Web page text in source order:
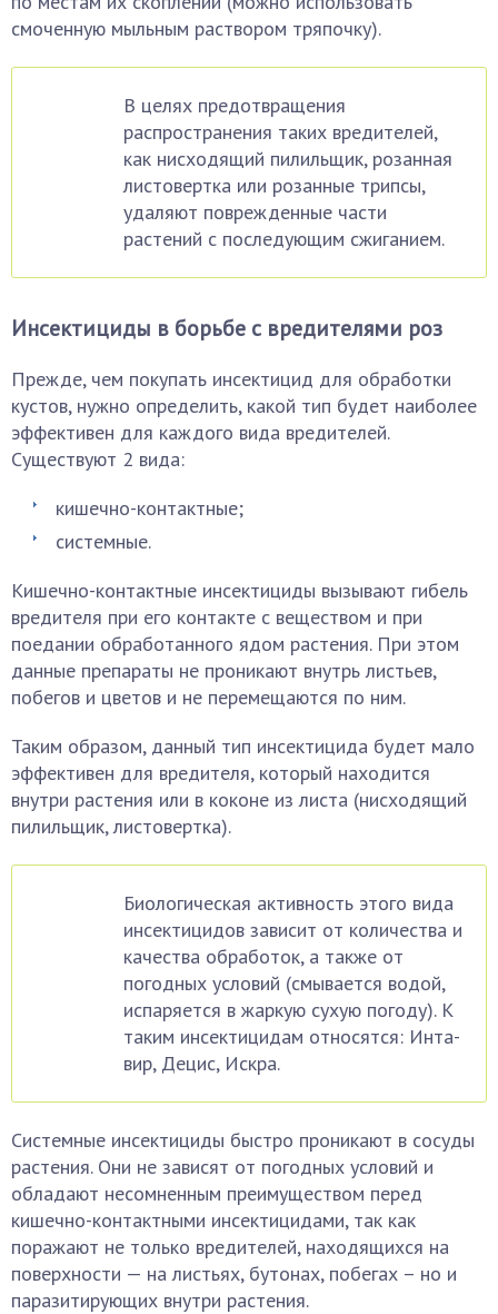
смоченную мыльным раствором тряпочку).
В целях предотвращения
распространения таких вредителей,
как нисходящий пилильщик, розанная
листовертка или розанные трипсы,
удаляют поврежденные части
растений с последующим сжиганием.
Инсектициды в борьбе с вредителями роз
Прежде, чем покупать инсектицид для обработки
кустов, нужно определить, какой тип будет наиболее
эффективен для каждого вида вредителей.
Существуют 2 вида:
кишечно-контактные;
системные.
Кишечно-контактные инсектициды вызывают гибель
вредителя при его контакте с веществом и при
поедании обработанного ядом растения. При этом
данные препараты не проникают внутрь листьев,
побегов и цветов и не перемещаются по ним.
Таким образом, данный тип инсектицида будет мало
эффективен для вредителя, который находится
внутри растения или в коконе из листа (нисходящий
пилильщик, листовертка).
Биологическая активность этого вида
инсектицидов зависит от количества и
качества обработок, а также от
погодных условий (смывается водой,
испаряется в жаркую сухую погоду). К
таким инсектицидам относятся: Инта-
вир, Децис, Искра.
Системные инсектициды быстро проникают в сосуды
растения. Они не зависят от погодных условий и
обладают несомненным преимуществом перед
кишечно-контактными инсектицидами, так как
поражают не только вредителей, находящихся на
поверхности — на листьях, бутонах, побегах – но и
паразитирующих внутри растения.